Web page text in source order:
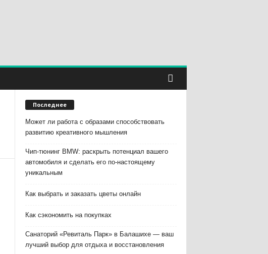
Последнее
Может ли работа с образами способствовать
развитию креативного мышления
Чип-тюнинг BMW: раскрыть потенциал вашего
автомобиля и сделать его по-настоящему
уникальным
Как выбрать и заказать цветы онлайн
Как сэкономить на покупках
Санаторий «Ревиталь Парк» в Балашихе — ваш
лучший выбор для отдыха и восстановления